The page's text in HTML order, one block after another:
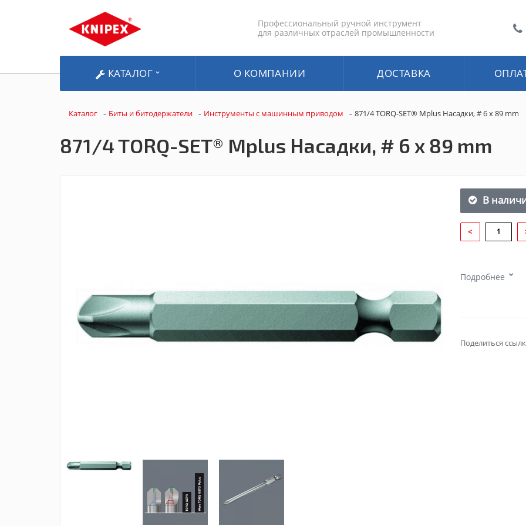
Профессиональный ручной инструмент
для различных отраслей промышленности
КАТАЛОГ О КОМПАНИИ ДОСТАВКА
Каталог - Биты и битодержатели - Инструменты с машинным приводом - 871/4 TORQ-SET® Mplus Насадки, # 6 x 89 mm
871/4 TORQ-SET® Mplus Насадки, # 6 x 89 mm
В
<
Подробнее
Поделиться